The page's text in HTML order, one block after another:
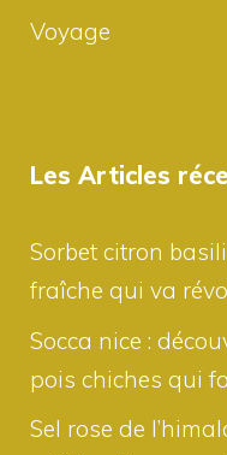
Voyage
Les Articles
Sorbet citron
fraîche qui va
Socca nice :
pois chiches qui
Sel rose de